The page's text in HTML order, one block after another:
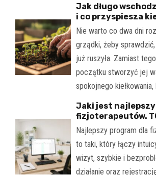
Jak długo
i co przyspiesza
Nie warto co dwa dni
grządki, żeby
już ruszyła. Zamiast
początku stworzyć jej
spokojnego kiełkowania,
Jaki jest
fizjoterapeutów.
Najlepszy program dla
to taki, który łączy
wizyt, szybkie i
działanie oraz